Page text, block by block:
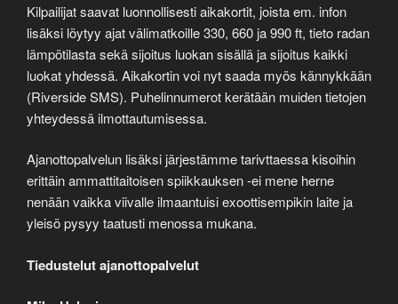
Kilpailijat saavat luonnollisesti aikakortit, joista em. infon
lisäksi löytyy ajat välimatkoille 330, 660 ja 990 ft, tieto radan
lämpötilasta sekä sijoitus luokan sisällä ja sijoitus kaikki
luokat yhdessä. Aikakortin voi nyt saada myös kännykkään
(Riverside SMS). Puhelinnumerot kerätään muiden tietojen
yhteydessä ilmottautumisessa.
Ajanottopalvelun lisäksi järjestämme tarivttaessa kisoihin
erittäin ammattitaitoisen spiikkauksen -ei mene herne
nenään vaikka viivalle ilmaantuisi exoottisempikin laite ja
yleisö pysyy taatusti menossa mukana.
Tiedustelut ajanottopalvelut